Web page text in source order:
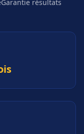
Garantie résultats